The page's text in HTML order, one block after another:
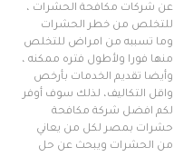
عن شركات مكافحة الحشرات ،
للتخلص من خطر الحشرات
وما تسببه من امراض للتخلص
منها فورا ولأطول فتره ممكنه ،
وأيضا تقديم الخدمات بأرخص
واقل التكاليف، لذلك سوف أوفر
لكم افضل شركة مكافحة
حشرات بمصر لكل من يعاني
من الحشرات ويبحث عن حل